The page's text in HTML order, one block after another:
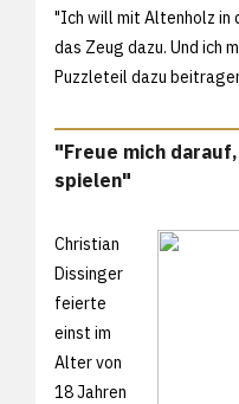
"Ich will mit Altenholz in
das Zeug dazu. Und ich
Puzzleteil dazu
"Freue mich
spielen"
Christian
Dissinger
feierte
einst im
Alter von
18 Jahren